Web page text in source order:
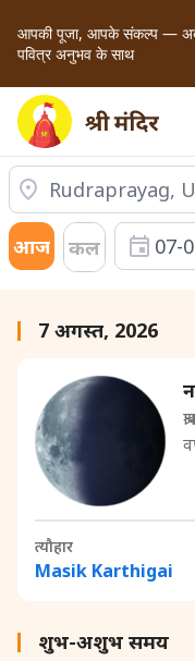
आपकी पूजा, आपके संकल्प —
पवित्र अनुभव के साथ
आज कल 07-
7 अगस्त, 2026
त्यौहार
Masik Karthigai
शुभ-अशुभ समय